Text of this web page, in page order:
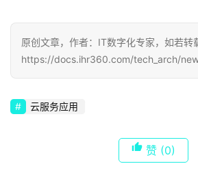
原创文章，作者：IT数字化专家，如若转
https://docs.ihr360.com/tech_arch/
云服务应用
赞 (0)